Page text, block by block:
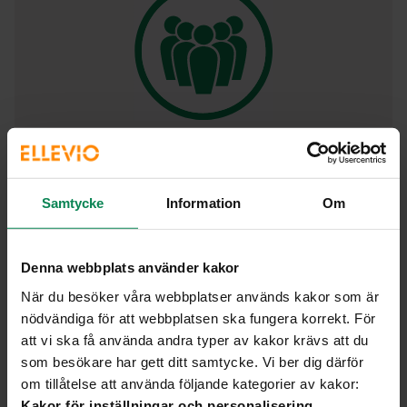
Samtycke Information Om
Denna webbplats använder kakor
När du besöker våra webbplatser används kakor som är
nödvändiga för att webbplatsen ska fungera korrekt. För
att vi ska få använda andra typer av kakor krävs att du
som besökare har gett ditt samtycke. Vi ber dig därför
om tillåtelse att använda följande kategorier av kakor:
Stor lägenhet med tre personer
eller fler
tvättmaskin, torktumlare och handdukstork.
energiskatt tillkommer.
Så har vi räknat